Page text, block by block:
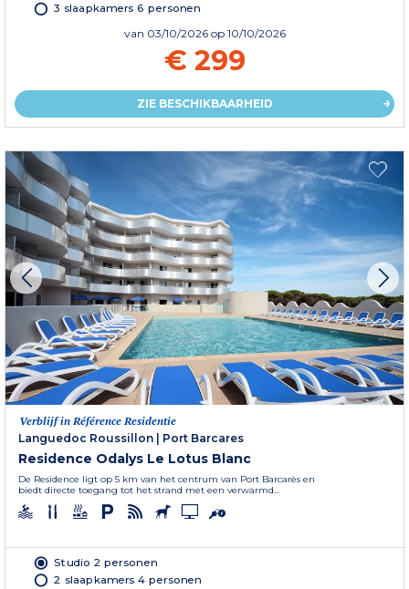
3 slaapkamers 6 personen
van 03/10/2026 op 10/10/2026
€ 299
ZIE BESCHIKBAARHEID
Verblijf in Référence Residentie
Languedoc Roussillon
Port Barcares
Residence Odalys Le Lotus Blanc
De Residence ligt op 5 km van het centrum van Port Barcarès en
biedt directe toegang tot het strand met een verwarmd...
Studio 2 personen
2 slaapkamers 4 personen